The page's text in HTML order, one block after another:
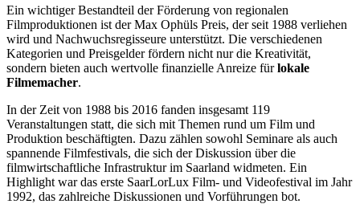
Ein wichtiger Bestandteil der Förderung von regionalen
Filmproduktionen ist der Max Ophüls Preis, der seit 1988 verliehen
wird und Nachwuchsregisseure unterstützt. Die verschiedenen
Kategorien und Preisgelder fördern nicht nur die Kreativität,
sondern bieten auch wertvolle finanzielle Anreize fürlokale
Filmemacher.
In der Zeit von 1988 bis 2016 fanden insgesamt 119
Veranstaltungen statt, die sich mit Themen rund um Film und
Produktion beschäftigten. Dazu zählen sowohl Seminare als auch
spannende Filmfestivals, die sich der Diskussion über die
filmwirtschaftliche Infrastruktur im Saarland widmeten. Ein
Highlight war das erste SaarLorLux Film- und Videofestival im Jahr
1992, das zahlreiche Diskussionen und Vorführungen bot.